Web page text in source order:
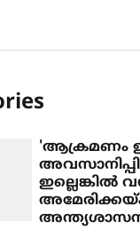
'ആക്രമണം
ഇല്ലെങ്കിൽ